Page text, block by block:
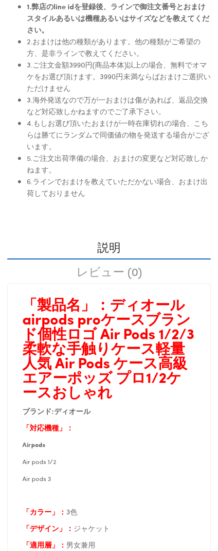
1.弊店のline idを登録後、ラインで御注文番号とおまけ
スタイルあるいは機種あるいはサイズなどを教えてくだ
さい。
2.おまけは他の種類があります。他の種類がご希望の
方、是非ラインで教えてください。
3.ご注文金額3990円(商品本体)以上の場合、無料でオマ
ケをお選び頂けます。3990円未満ならばおまけご選択い
ただけません
3.海外発送なので万が一おまけは傷があれば、返品交換
など対応致しかねますのでご了承下さい。
4.もしお選び頂いたおまけが一時在庫切れの場合、こち
らは勝てにランダムで同価値の物を発送する場合がござ
います。
5.ご注文出荷準備の場合、おまけの変更など対応致しか
ねます。
6.ラインでおまけを教えていただかない場合、おまけ出
荷しておりません
説明
レビュー (0)
「製品名」： ディオール
airpods proケースブラン
ド個性ロゴ Air Pods 1/2/3
柔軟な手触りケース軽量
人気 Air Pods ケース高級
エアーポッズ プロ1/2ケ
ースおしゃれ
ブランド:ディオール
「対応機種」：
Airpods
Air pods 1/2
Air pods 3
「カラー」： 3色
「デザイン」
： ジャケット
「適用層」： 男女兼用